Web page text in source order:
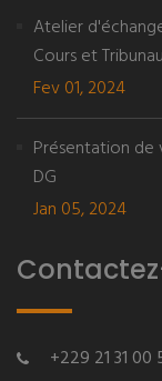
Atelier
Cours et
Fev 01, 2024
Présentation de
DG
Jan 05, 2024
+229 21 31 00